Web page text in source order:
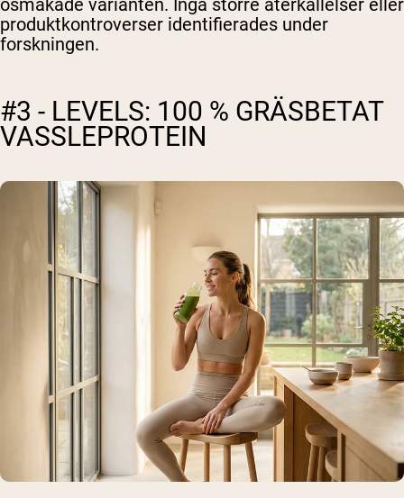
osmakade varianten. Inga större återkallelser eller
produktkontroverser identifierades under
forskningen.
#3 - LEVELS: 100 % GRÄSBETAT
VASSLEPROTEIN